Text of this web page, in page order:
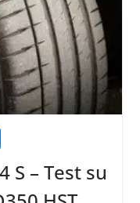
S – Test su